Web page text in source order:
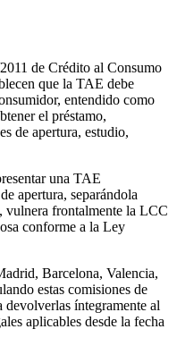
de Crédito al Consumo
que la TAE debe
entendido como
el préstamo,
de apertura, estudio,
una TAE
apertura, separándola
vulnera frontalmente la LCC
conforme a la Ley
Barcelona, Valencia,
estas comisiones de
íntegramente al
aplicables desde la fecha